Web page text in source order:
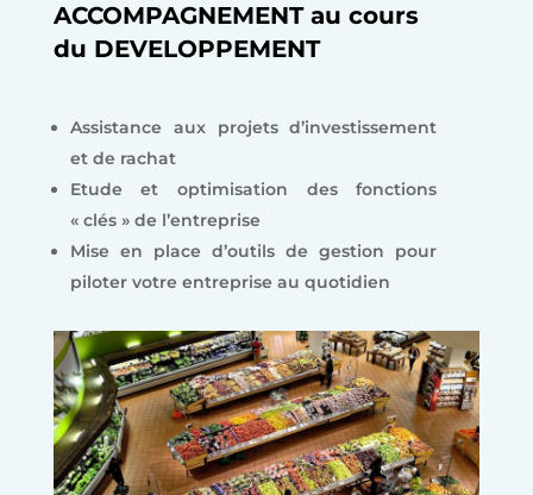
ACCOMPAGNEMENT au cours
du DEVELOPPEMENT
Assistance aux projets d’investissement
et de rachat
Etude et optimisation des fonctions
« clés » de l’entreprise
Mise en place d’outils de gestion pour
piloter votre entreprise au quotidien